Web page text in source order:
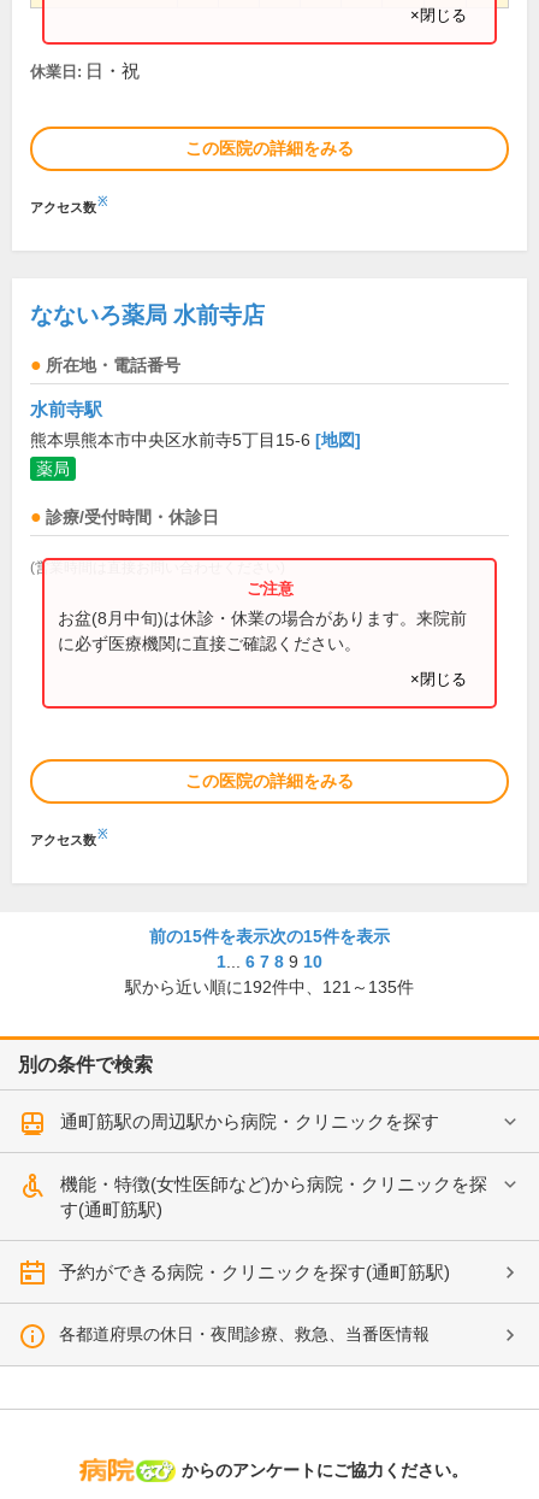
×閉じる
休業日: 日・祝
この医院の詳細をみる
アクセス数※
なないろ薬局 水前寺店
所在地・電話番号
水前寺駅
熊本県熊本市中央区水前寺5丁目15-6 [地図]
薬局
診療/受付時間・休診日
(営業時間は直接お問い合わせください)
お盆(8月中旬)は休診・休業の場合があります。来院前
に必ず医療機関に直接ご確認ください。
×閉じる
この医院の詳細をみる
アクセス数※
前の15件を表示次の15件を表示
1
6 7 8 9 10
駅から近い順に192件中、 121～135件
別の条件で検索
通町筋駅の周辺駅から病院・クリニックを探す
機能・特徴(女性医師など)から病院・クリニックを探
す(通町筋駅)
予約ができる病院・クリニックを探す(通町筋駅)
各都道府県の休日・夜間診療、救急、当番医情報
病院なび
からのアンケートにご協力ください。